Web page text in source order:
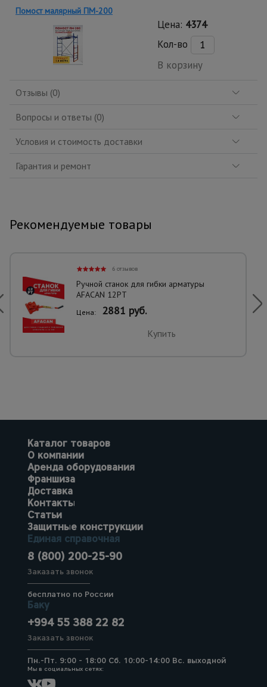
Помост малярный ПМ-200
Цена: 4374
Кол-во
В корзину
Отзывы (0)
Вопросы и ответы (0)
Условия и стоимость доставки
Гарантия и ремонт
Рекомендуемые товары
6 отзывов
Ручной станок для гибки арматуры
AFACAN 12PT
Цена: 2881 руб.
Купить
Каталог товаров
О компании
Аренда оборудования
Франшиза
Доставка
Контакты
Статьи
Защитные конструкции
Единая справочная
8 (800) 200-25-90
Заказать звонок
бесплатно по России
Баку
+994 55 388 22 82
Заказать звонок
Пн.-Пт. 9:00 - 18:00 Сб. 10:00-14:00 Вс. выходной
Мы в социальных сетях: